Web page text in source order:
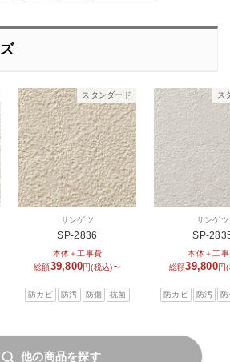
サンゲツ
SP-2836
本体＋工事費
総額39,800円(税込)〜
防カビ 防汚 防傷 抗菌
スタンダード
サンゲツ
SP-
本体＋工
総額39,800円
防カビ 防汚
ス
他の商品を探す